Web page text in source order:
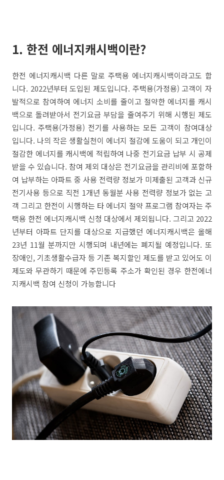
1. 한전 에너지캐시백이란?
한전 에너지캐시백 다른 말로 주택용 에너지캐시백이라고도 합
니다. 2022년부터 도입된 제도입니다. 주택용(가정용) 고객이 자
발적으로 참여하여 에너지 소비를 줄이고 절약한 에너지를 캐시
백으로 돌려받아서 전기요금 부담을 줄여주기 위해 시행된 제도
입니다. 주택용(가정용) 전기를 사용하는 모든 고객이 참여대상
입니다. 나의 작은 생활실천이 에너지 절감에 도움이 되고 개인이
절감한 에너지를 캐시백에 적립하여 나중 전기요금 납부 시 공제
받을 수 있습니다. 참여 제외 대상은 전기요금을 관리비에 포함하
여 납부하는 아파트 중 사용 전력량 정보가 미제출된 고객과 신규
전기사용 등으로 직전 1개년 동월분 사용 전력량 정보가 없는 고
객 그리고 한전이 시행하는 타 에너지 절약 프로그램 참여자는 주
택용 한전 에너지캐시백 신청 대상에서 제외됩니다. 그리고 2022
년부터 아파트 단지를 대상으로 지급했던 에너지캐시백은 올해
23년 11월 분까지만 시행되며 내년에는 폐지될 예정입니다. 또
장애인, 기초생활수급자 등 기존 복지할인 제도를 받고 있어도 이
제도와 무관하기 때문에 주민등록 주소가 확인된 경우 한전에너
지캐시백 참여 신청이 가능합니다